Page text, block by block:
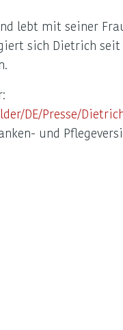
lebt mit seiner
sich Dietrich
DE/Presse/
und